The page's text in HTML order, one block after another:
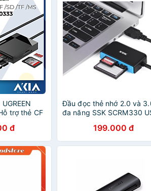
trợ thẻ CF
liệu nhanh
hãng
đ
Đầu đọc thẻ nhớ 2.0 và
đa năng SSK SCRM330
199.000 đ